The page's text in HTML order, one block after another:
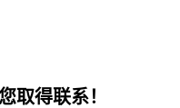
取得联系！